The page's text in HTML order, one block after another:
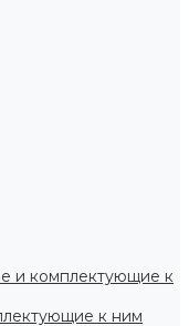
и комплектующие к
к ним